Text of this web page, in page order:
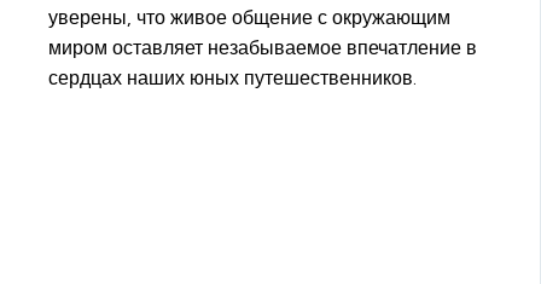
уверены, что живое общение с окружающим
миром оставляет незабываемое впечатление в
сердцах наших юных путешественников.